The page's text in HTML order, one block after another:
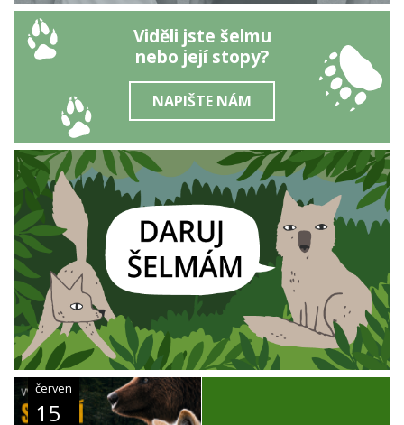
Viděli jste šelmu
nebo její stopy?
NAPIŠTE NÁM
červen
15